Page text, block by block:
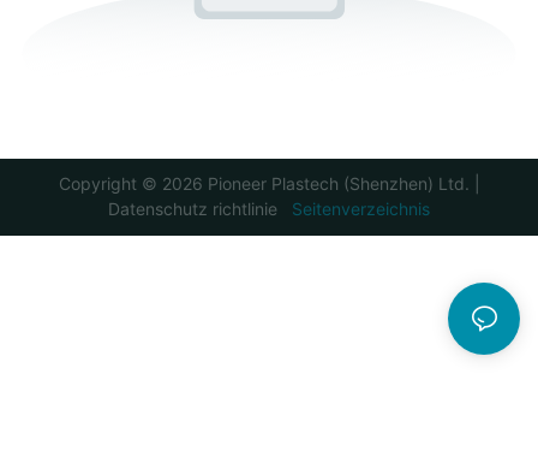
Copyright © 2026 Pioneer Plastech (Shenzhen) Ltd. |
Datenschutz richtlinie
Seitenverzeichnis